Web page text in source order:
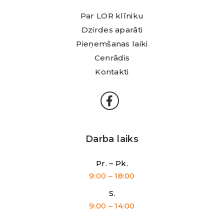
Par LOR klīniku
Dzirdes aparāti
Pieņemšanas laiki
Cenrādis
Kontakti
Darba laiks
Pr. – Pk.
9:00 – 18:00
S.
9:00 – 14:00